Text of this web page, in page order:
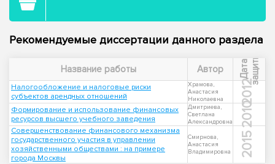
Рекомендуемые диссертации данного раздела
Название работы Автор Д
а
т
а
з
а
щ
и
т ы
Налогообложение и налоговые риски
субъектов арендных отношений
Храмова,
Анастасия
Николаевна
2012
Формирование и использование финансовых
ресурсов высшего учебного заведения
Дмитриева,
Светлана
Александровна
2010
Совершенствование финансового механизма
государственного участия в управлении
хозяйственными обществами : на примере
города Москвы
Смирнова,
Анастасия
Владимировна
2015